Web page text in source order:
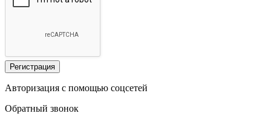
Регистрация
Авторизация с помощью соцсетей
Обратный звонок